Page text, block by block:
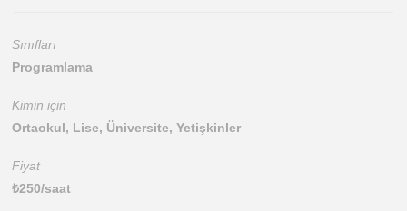
Sınıfları
Programlama
Kimin için
Ortaokul, Lise, Üniversite, Yetişkinler
Fiyat
₺250/saat